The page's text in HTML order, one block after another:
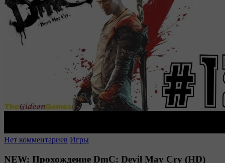
Нет комментариев Игры
NEW: Прохождение DmC: Devil May Cry (HD)